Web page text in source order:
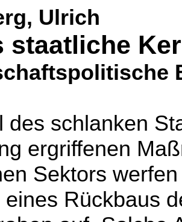
Ulrich
staatliche
des schlanken
ergriffenen
Sektors
eines Rückbaus